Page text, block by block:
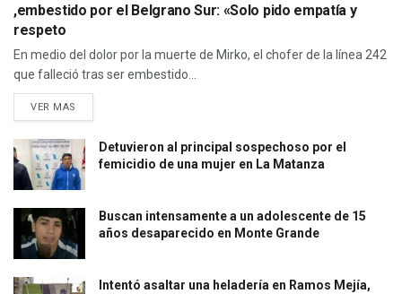
,embestido por el Belgrano Sur: «Solo pido empatía y
respeto
En medio del dolor por la muerte de Mirko, el chofer de la línea 242
que falleció tras ser embestido...
VER MAS
Detuvieron al principal sospechoso por el
femicidio de una mujer en La Matanza
Buscan intensamente a un adolescente de 15
años desaparecido en Monte Grande
Intentó asaltar una heladería en Ramos Mejía,